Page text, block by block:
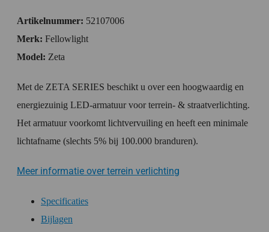
Artikelnummer: 52107006
Merk: Fellowlight
Model: Zeta
Met de ZETA SERIES beschikt u over een hoogwaardig en
energiezuinig LED-armatuur voor terrein- & straatverlichting.
Het armatuur voorkomt lichtvervuiling en heeft een minimale
lichtafname (slechts 5% bij 100.000 branduren).
Meer informatie over terrein verlichting
Specificaties
Bijlagen